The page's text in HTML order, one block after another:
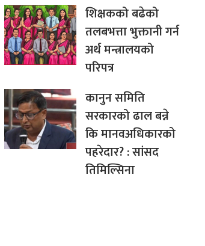
शिक्षकको बढेको
तलबभत्ता भुक्तानी गर्न
अर्थ मन्त्रालयको
परिपत्र
कानुन समिति
सरकारको ढाल बन्ने
कि मानवअधिकारको
पहरेदार? : सांसद
तिमिल्सिना